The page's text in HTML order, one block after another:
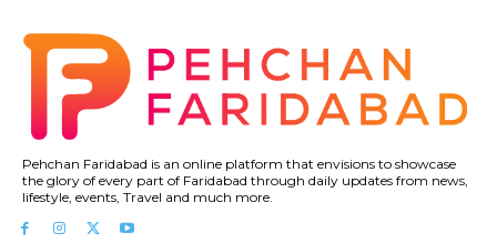
Pehchan Faridabad is an online platform that envisions to showcase
the glory of every part of Faridabad through daily updates from news,
lifestyle, events, Travel and much more.